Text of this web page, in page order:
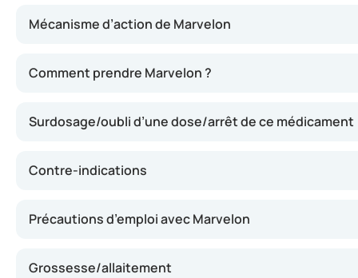
Mécanisme d’action de Marvelon
Comment prendre Marvelon ?
Surdosage/oubli d’une dose/arrêt de ce médicament
Contre-indications
Précautions d’emploi avec Marvelon
Grossesse/allaitement